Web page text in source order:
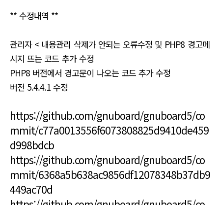
** 수정내역 **
관리자 < 내용관리 삭제가 안되는 오류수정 및 PHP8 경고메
시지 뜨는 코드 추가 수정
PHP8 버전에서 경고문이 나오는 코드 추가 수정
버전 5.4.4.1 수정
https://github.com/gnuboard/gnuboard5/co
mmit/c77a0013556f6073808825d9410de459
d998bdcb
https://github.com/gnuboard/gnuboard5/co
mmit/6368a5b638ac9856df12078348b37db9
449ac70d